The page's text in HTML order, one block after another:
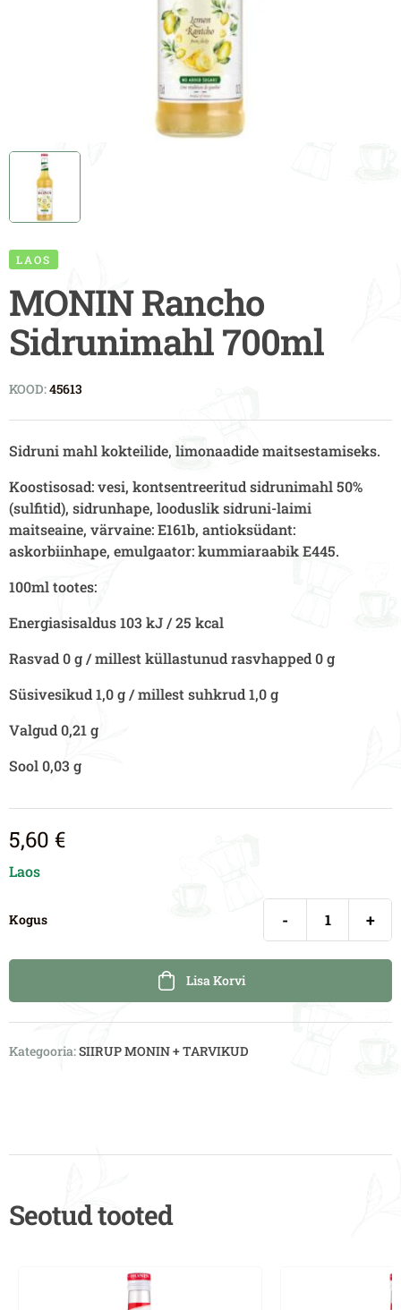
LAOS
MONIN Rancho
Sidrunimahl 700ml
KOOD:45613
Sidruni mahl kokteilide, limonaadide maitsestamiseks.
Koostisosad: vesi, kontsentreeritud sidrunimahl 50%
(sulfitid), sidrunhape, looduslik sidruni-laimi
maitseaine, värvaine: E161b, antioksüdant:
askorbiinhape, emulgaator: kummiaraabik E445.
100ml tootes:
Energiasisaldus 103 kJ / 25 kcal
Rasvad 0 g / millest küllastunud rasvhapped 0 g
Süsivesikud 1,0 g / millest suhkrud 1,0 g
Valgud 0,21 g
Sool 0,03 g
5,60 €
Laos
Kogus - +
Lisa Korvi
Kategooria:SIIRUP MONIN + TARVIKUD
Seotud tooted